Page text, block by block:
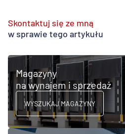
Skontaktuj się ze mną
w sprawie tego artykułu
Magazyny
na wynajem i sprzedaż
WYSZUKAJ MAGAZYNY